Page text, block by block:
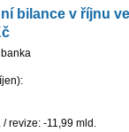
bilance v říjnu
banka
revize: -11,99 mld.